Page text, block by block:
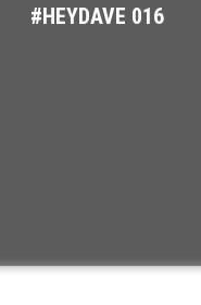
#HEYDAVE 016